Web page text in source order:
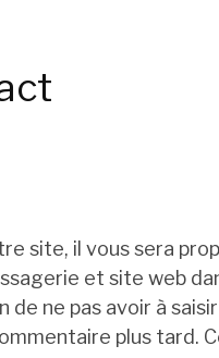
site, il vous sera
et site web
ne pas avoir à
plus tard.